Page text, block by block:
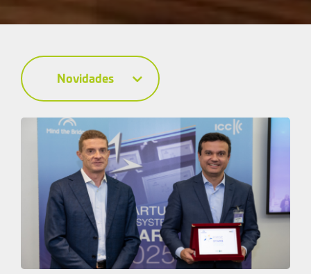
Novidades